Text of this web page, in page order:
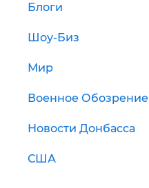
Блоги
Шоу-Биз
Мир
Военное Обозрение
Новости Донбасса
США